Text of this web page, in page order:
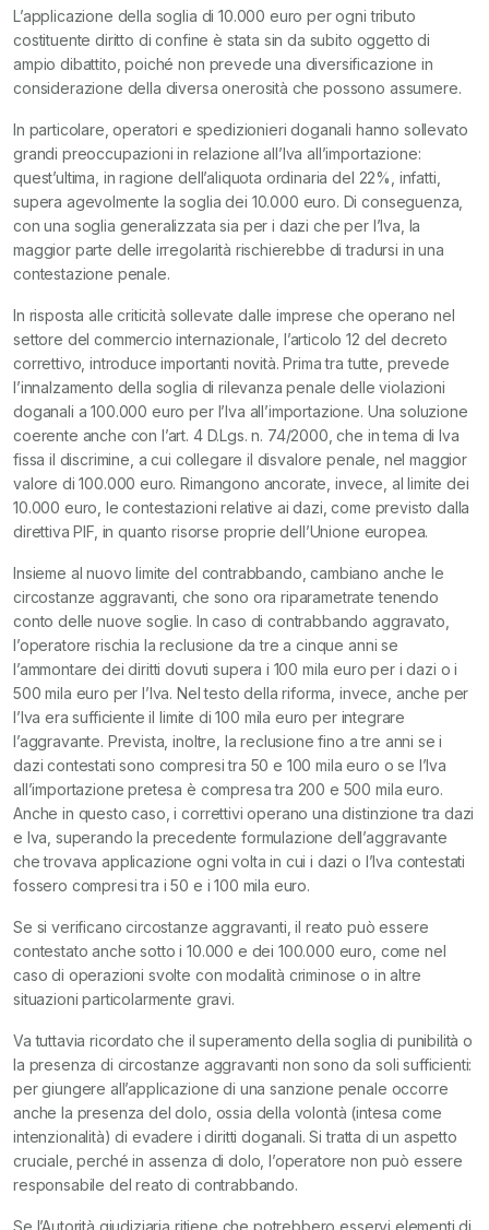
L’applicazione della soglia di 10.000 euro per ogni tributo
costituente diritto di confine è stata sin da subito oggetto di
ampio dibattito, poiché non prevede una diversificazione in
considerazione della diversa onerosità che possono assumere.
In particolare, operatori e spedizionieri doganali hanno sollevato
grandi preoccupazioni in relazione all’Iva all’importazione:
quest’ultima, in ragione dell’aliquota ordinaria del 22%, infatti,
supera agevolmente la soglia dei 10.000 euro. Di conseguenza,
con una soglia generalizzata sia per i dazi che per l’Iva, la
maggior parte delle irregolarità rischierebbe di tradursi in una
contestazione penale.
In risposta alle criticità sollevate dalle imprese che operano nel
settore del commercio internazionale, l’articolo 12 del decreto
correttivo, introduce importanti novità. Prima tra tutte, prevede
l’innalzamento della soglia di rilevanza penale delle violazioni
doganali a 100.000 euro per l’Iva all’importazione. Una soluzione
coerente anche con l’art. 4 D.Lgs. n. 74/2000, che in tema di Iva
fissa il discrimine, a cui collegare il disvalore penale, nel maggior
valore di 100.000 euro. Rimangono ancorate, invece, al limite dei
10.000 euro, le contestazioni relative ai dazi, come previsto dalla
direttiva PIF, in quanto risorse proprie dell’Unione europea.
Insieme al nuovo limite del contrabbando, cambiano anche le
circostanze aggravanti, che sono ora riparametrate tenendo
conto delle nuove soglie. In caso di contrabbando aggravato,
l’operatore rischia la reclusione da tre a cinque anni se
l’ammontare dei diritti dovuti supera i 100 mila euro per i dazi o i
500 mila euro per l’Iva. Nel testo della riforma, invece, anche per
l’Iva era sufficiente il limite di 100 mila euro per integrare
l’aggravante. Prevista, inoltre, la reclusione fino a tre anni se i
dazi contestati sono compresi tra 50 e 100 mila euro o se l’Iva
all’importazione pretesa è compresa tra 200 e 500 mila euro.
Anche in questo caso, i correttivi operano una distinzione tra dazi
e Iva, superando la precedente formulazione dell’aggravante
che trovava applicazione ogni volta in cui i dazi o l’Iva contestati
fossero compresi tra i 50 e i 100 mila euro.
Se si verificano circostanze aggravanti, il reato può essere
contestato anche sotto i 10.000 e dei 100.000 euro, come nel
caso di operazioni svolte con modalità criminose o in altre
situazioni particolarmente gravi.
Va tuttavia ricordato che il superamento della soglia di punibilità o
la presenza di circostanze aggravanti non sono da soli sufficienti:
per giungere all’applicazione di una sanzione penale occorre
anche la presenza del dolo, ossia della volontà (intesa come
intenzionalità) di evadere i diritti doganali. Si tratta di un aspetto
cruciale, perché in assenza di dolo, l’operatore non può essere
responsabile del reato di contrabbando.
Se l’Autorità giudiziaria ritiene che potrebbero esservi elementi di